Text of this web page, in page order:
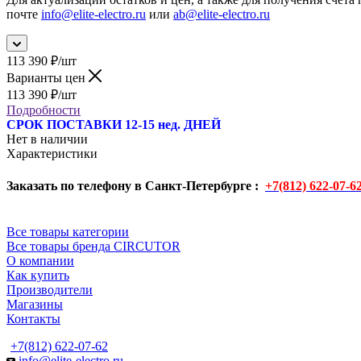
почте info@elite-electro.ru или ab@elite-electro.ru
113 390 ₽/шт
Варианты цен
113 390 ₽/шт
Подробности
СРОК ПОСТАВКИ 12-15 нед. ДНЕЙ
Нет в наличии
Характеристики
Заказать по телефону в Санкт-Петербурге : +7(812) 622-07-
Все товары категории
Все товары бренда CIRCUTOR
О компании
Как купить
Производители
Магазины
Контакты
+7(812) 622-07-62